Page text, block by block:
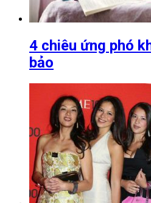
4 chiêu ứng phó
bảo